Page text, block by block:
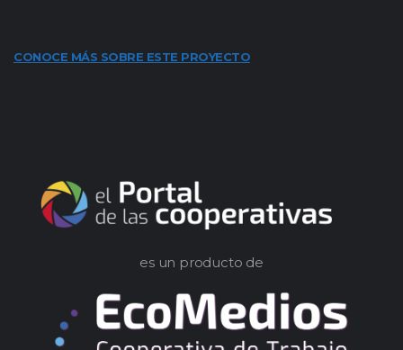
CONOCE MÁS SOBRE ESTE PROYECTO
es un producto de